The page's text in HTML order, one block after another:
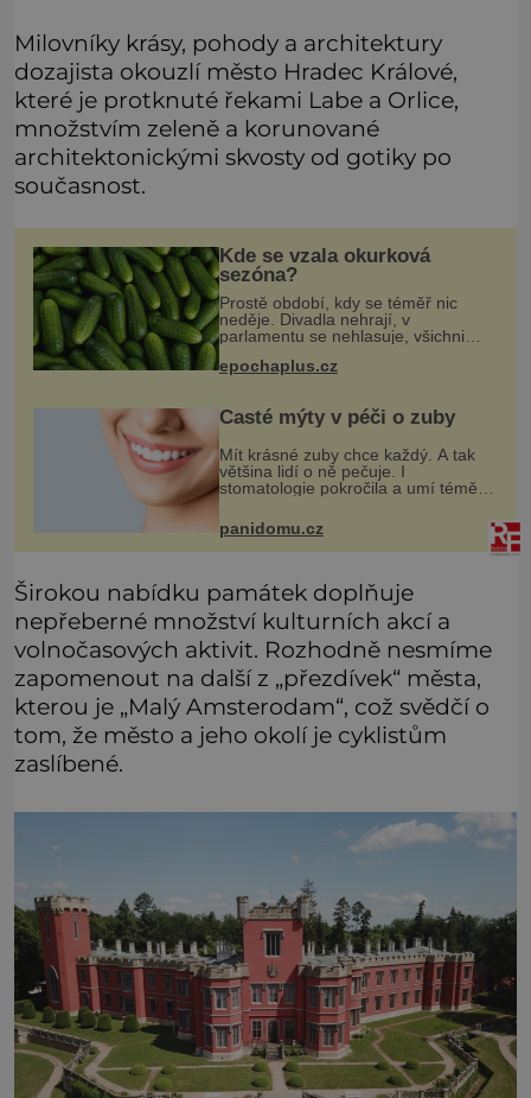
Milovníky krásy, pohody a architektury
dozajista okouzlí město Hradec Králové,
které je protknuté řekami Labe a Orlice,
množstvím zeleně a korunované
architektonickými skvosty od gotiky po
současnost.
Kde se vzala okurková
sezóna?
Prostě období, kdy se téměř nic
neděje. Divadla nehrají, v
parlamentu se nehlasuje, všichni
o čem mluvit a psát. A vymýšlejí si
epochaplus.cz
Časté mýty v péči o zuby
Mít krásné zuby chce každý. A tak
většina lidí o ně pečuje. I
stomatologie pokročila a umí téměř
které se tradují, nedaří vyvrátit.
Které? Večer místo čištění s
panidomu.cz
Širokou nabídku památek doplňuje
nepřeberné množství kulturních akcí a
volnočasových aktivit. Rozhodně nesmíme
zapomenout na další z „přezdívek“ města,
kterou je „Malý Amsterodam“, což svědčí o
tom, že město a jeho okolí je cyklistům
zaslíbené.